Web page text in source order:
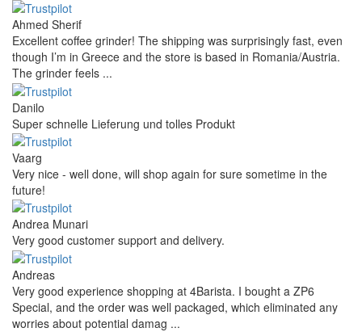
Ahmed Sherif
Excellent coffee grinder! The shipping was surprisingly fast, even
though I’m in Greece and the store is based in Romania/Austria.
The grinder feels ...
Danilo
Super schnelle Lieferung und tolles Produkt
Vaarg
Very nice - well done, will shop again for sure sometime in the
future!
Andrea Munari
Very good customer support and delivery.
Andreas
Very good experience shopping at 4Barista. I bought a ZP6
Special, and the order was well packaged, which eliminated any
worries about potential damag ...